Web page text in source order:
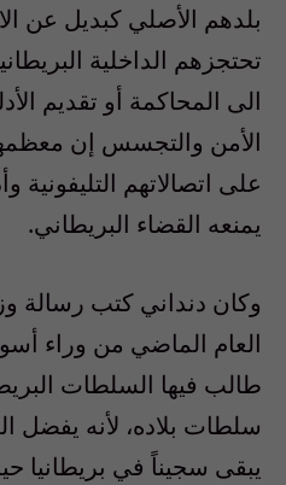
بلدهم الأصلي كبديل عن
تحتجزهم الداخلية
الى المحاكمة أو تقديم
الأمن والتجسس إن
على اتصالاتهم التليفونية
يمنعه القضاء البريطاني.
وكان دنداني كتب رسالة
العام الماضي من وراء
طالب فيها السلطات
سلطات بلاده، لأنه يفضل
يبقى سجيناً في بريطانيا